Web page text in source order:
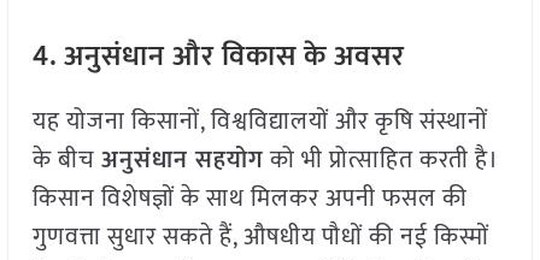
4. अनुसंधान और विकास के अवसर
यह योजना किसानों, विश्वविद्यालयों और कृषि संस्थानों
के बीचअनुसंधान सहयोगको भी प्रोत्साहित करती है।
किसान विशेषज्ञों के साथ मिलकर अपनी फसल की
गुणवत्ता सुधार सकते हैं, औषधीय पौधों की नई किस्मों